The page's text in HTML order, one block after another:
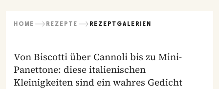
HOME REZEPTE REZEPTGALERIEN
Von Biscotti über Cannoli bis zu Mini-
Panettone: diese italienischen
Kleinigkeiten sind ein wahres Gedicht